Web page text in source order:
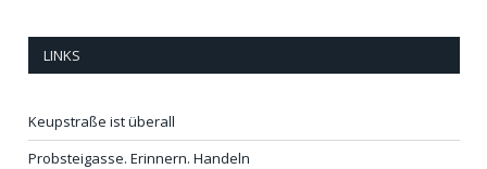
LINKS
Keupstraße ist überall
Probsteigasse. Erinnern. Handeln